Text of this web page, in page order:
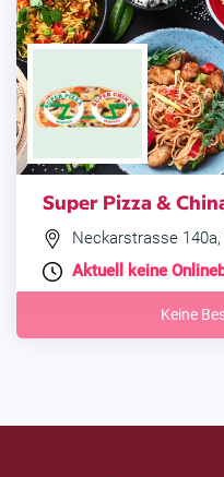
Super Pizza &
Neckarstrasse
Aktuell keine
Keine